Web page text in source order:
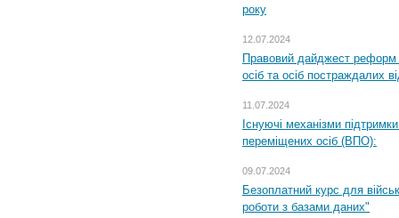
року
12.07.2024
Правовий дайджест реформ
осіб та осіб постраждалих
11.07.2024
Існуючі механізми
переміщених осіб (ВПО):
09.07.2024
Безоплатний курс для
роботи з базами даних"